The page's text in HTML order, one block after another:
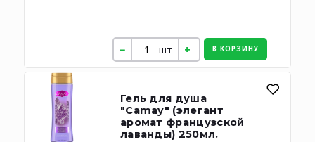
шт В КОРЗИНУ
Гель для душа
"Camay" (элегант
аромат французской
лаванды) 250мл.